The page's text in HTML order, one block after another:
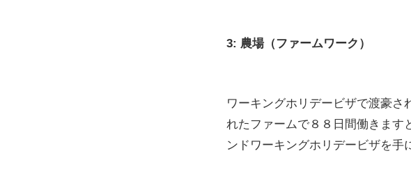
3: 農場（ファームワーク）
ワーキングホリデービザで渡豪さ
れたファームで８８日間働きます
ンドワーキングホリデービザを手